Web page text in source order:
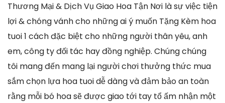
Thương Mại & Dịch Vụ Giao Hoa Tận Nơi là sự việc tiện
lợi & chóng vánh cho những ai ý muốn Tặng Kèm hoa
tuoi 1 cách đặc biệt cho những người thân yêu, anh
em, công ty đối tác hay đồng nghiệp. Chúng chúng
tôi mang đến mang lại người chơi thưởng thức mua
sắm chọn lựa hoa tuoi dễ dàng và đảm bảo an toàn
rằng mỗi bó hoa sẽ được giao tới tay tổ ấm nhận một